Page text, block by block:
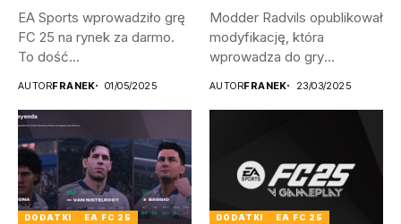
EA Sports wprowadziło grę
FC 25 na rynek za darmo.
To dość...
AUTORFRANEK 01/05/2025
Modder Radvils opublikował
modyfikację, która
wprowadza do gry
AUTORFRANEK 23/03/2025
DODATKI
EA FC 25
DODATKI
EA FC 25